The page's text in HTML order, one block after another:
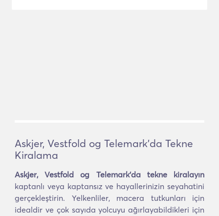
Askjer, Vestfold og Telemark'da Tekne
Kiralama
Askjer, Vestfold og Telemark'da tekne kiralayın
kaptanlı veya kaptansız ve hayallerinizin seyahatini
gerçekleştirin. Yelkenliler, macera tutkunları için
idealdir ve çok sayıda yolcuyu ağırlayabildikleri için